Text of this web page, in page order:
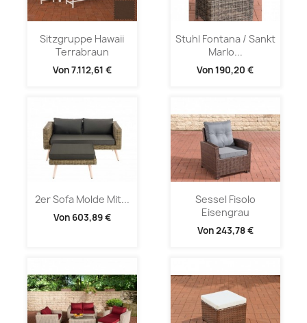
Sitzgruppe Hawaii
Terrabraun
Von7.112,61 €
Stuhl Fontana / Sankt
Marlo...
Von190,20 €
2er Sofa Molde Mit...
Von 603,89 €
Sessel Fisolo
Eisengrau
Von243,78 €